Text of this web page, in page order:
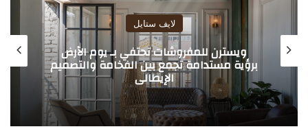
لايف ستايل
بين أصالة الماضي واستدامة المستقبل:
اكتشف سحر “توماسيلا” في ويسترن
للمفروشات